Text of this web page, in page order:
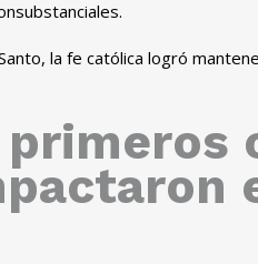
la fe católica logró